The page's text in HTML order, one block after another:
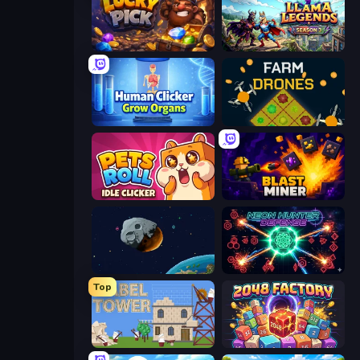
Lucky Pick Llama Legends
Human Clicker: Grow Organs Farm Drones
Pets Roll: Idle Clicker Blast Miner
Idle Defense Neon Hunter Defense
Top
Babel Tower 2048 Factory